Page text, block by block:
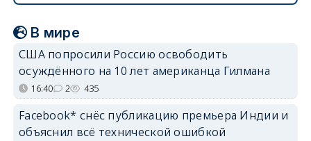
В мире
США попросили Россию освободить
осуждённого на 10 лет американца Гилмана
16:40 2 435
Facebook* снёс публикацию премьера Индии и
объяснил всё технической ошибкой